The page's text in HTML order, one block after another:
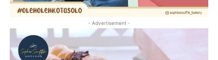
- Advertisement -